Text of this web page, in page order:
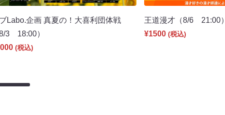
Labo.企画 真夏の！大喜利団体戦
3 18:00）
(税込)
王道漫才（8/6 21:00）
¥1500 (税込)